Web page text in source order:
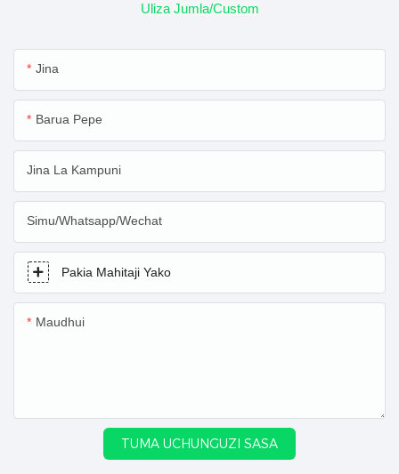
Uliza Jumla/Custom
Jina
Barua Pepe
Jina La Kampuni
Simu/Whatsapp/Wechat
Pakia Mahitaji Yako
Maudhui
TUMA UCHUNGUZI SASA